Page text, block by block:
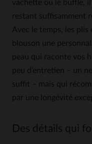
vachette ou le buffle,
restant suffisamment
Avec le temps, les
blouson une
peau qui raconte vos
peu d’entretien – un
suffit – mais qui
par une longévité
Des détails qui